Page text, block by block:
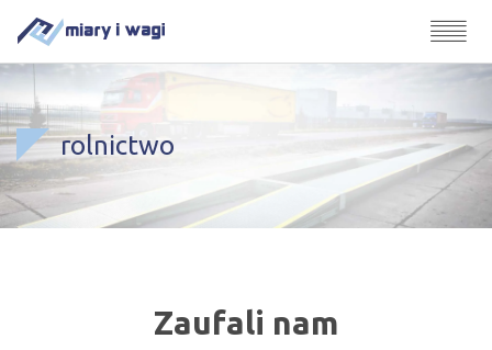
rolnictwo
Zaufali nam